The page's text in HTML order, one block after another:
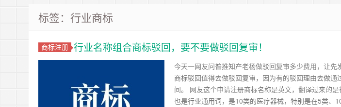
标签：行业商标
商标注册 行业名称组合商标驳回，要不要做驳回复审！
今天一网友问普推知产老杨做驳回复审多少费用，让先
商标驳回值得去做驳回复审，因为有的驳回理由去做通
间。 网友这个申请注册商标名称是英文，翻译过来的
也是行业通用词，是10类的医疗器械，特别是在5类、